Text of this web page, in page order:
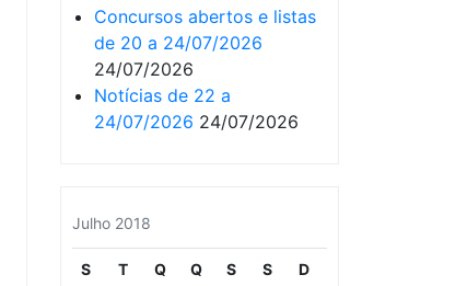
Concursos abertos e listas
de 20 a 24/07/2026
24/07/2026
Notícias de 22 a
24/07/2026 24/07/2026
Julho 2018
S T Q Q S S D